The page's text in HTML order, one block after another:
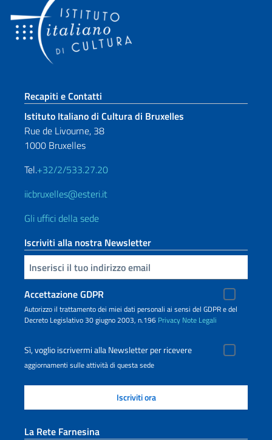
Sezione footer
Recapiti e Contatti
Istituto Italiano di Cultura di Bruxelles
Rue de Livourne, 38
1000 Bruxelles
Tel.+32/2/533.27.20
iicbruxelles@esteri.it
Gli uffici della sede
Iscriviti alla nostra Newsletter
Inserisci la tua email
Accettazione GDPR
Autorizzo il trattamento dei miei dati personali ai sensi del GDPR e del
Decreto Legislativo 30 giugno 2003, n.196 Privacy Note Legali
Sì, voglio iscrivermi alla Newsletter per ricevere
aggiornamenti sulle attività di questa sede
La Rete Farnesina